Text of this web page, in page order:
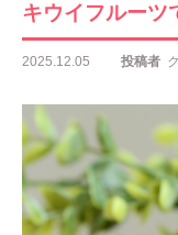
キウイフルーツ
2025.12.05 投稿者